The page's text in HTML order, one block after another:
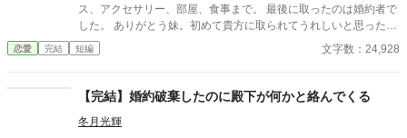
ス、アクセサリー、部屋、食事まで。 最後に取ったのは婚約者で
した。 ありがとう妹。初めて貴方に取られてうれしいと思った
わ。
恋愛 完結 短編 文字数：24,928
【完結】婚約破棄したのに殿下が何かと絡んでくる
冬月光輝